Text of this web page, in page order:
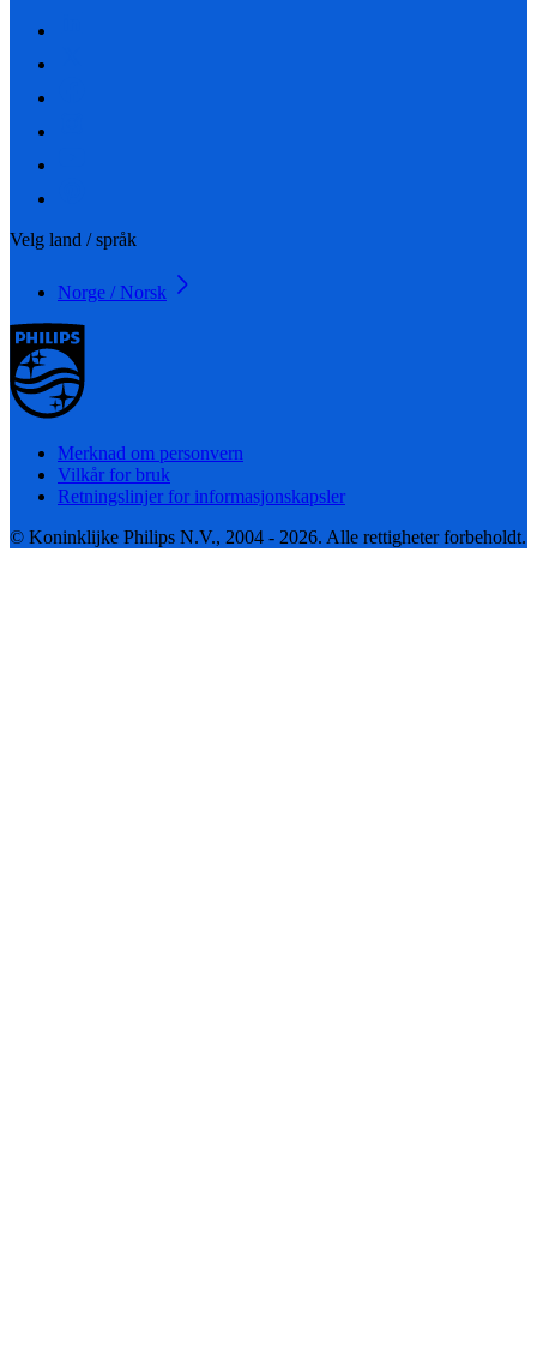
Velg land / språk
Norge / Norsk
Merknad om personvern
Vilkår for bruk
Retningslinjer for informasjonskapsler
© Koninklijke Philips N.V., 2004 - 2026. Alle rettigheter forbeholdt.